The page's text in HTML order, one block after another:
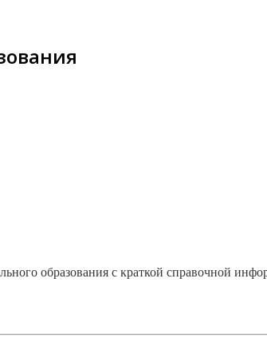
образования с краткой справочной